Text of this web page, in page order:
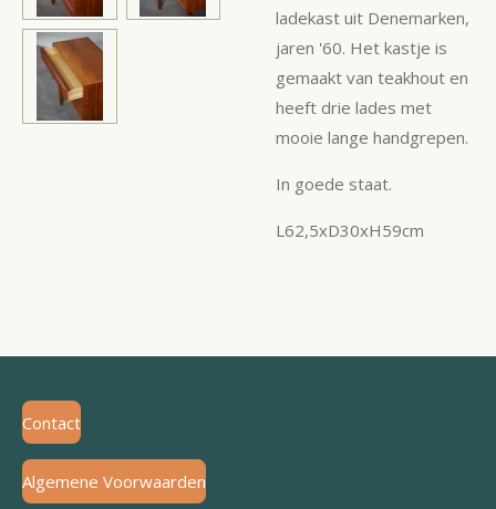
ladekast uit Denemarken,
jaren '60. Het kastje is
gemaakt van teakhout en
heeft drie lades met
mooie lange handgrepen.
In goede staat.
L62,5xD30xH59cm
Contact
Algemene Voorwaarden